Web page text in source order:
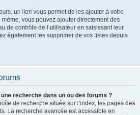
un lien vous permet de les ajouter à votre
même, vous pouvez ajouter directement des
de contrôle de l’utilisateur en saisissant leur
également les supprimer de vos listes depuis
recherche dans un ou des forums ?
de recherche située sur l’index, les pages des
La recherche avancée est accessible en